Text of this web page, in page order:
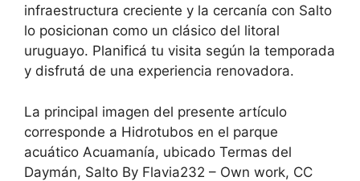
infraestructura creciente y la cercanía con Salto
lo posicionan como un clásico del litoral
uruguayo. Planificá tu visita según la temporada
y disfrutá de una experiencia renovadora.
La principal imagen del presente artículo
corresponde a Hidrotubos en el parque
acuático Acuamanía, ubicado Termas del
Daymán, Salto By Flavia232 – Own work, CC